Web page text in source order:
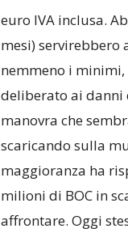
euro IVA inclusa.
mesi) servirebbero
nemmeno i minimi,
deliberato ai danni
manovra che
scaricando sulla
maggioranza ha
milioni di BOC in
affrontare. Oggi